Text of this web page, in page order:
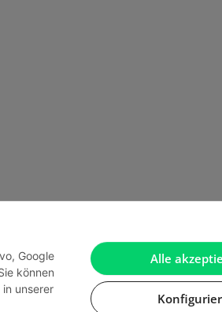
Alle
Google
können
in unserer